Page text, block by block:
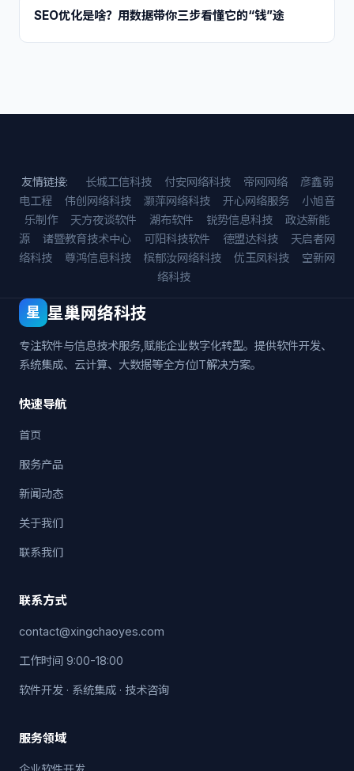
SEO优化是啥？用数据带你三步看懂它的“钱”途
友情链接: 长城工信科技 付安网络科技 帝网网络
彦鑫弱
电工程
伟创网络科技 灏萍网络科技 开心网络服务
小旭音
乐制作
天方夜谈软件 湖布软件 锐势信息科技
政达新能
源
诸暨教育技术中心 可阳科技软件 德盟达科技
天启者网
络科技
尊鸿信息科技 槟郁汝网络科技 优玉凤科技
空新网
络科技
星 星巢网络科技
专注软件与信息技术服务,赋能企业数字化转型。提供软件开发、
系统集成、云计算、大数据等全方位IT解决方案。
快速导航
首页
服务产品
新闻动态
关于我们
联系我们
联系方式
contact@xingchaoyes.com
工作时间 9:00-18:00
软件开发 · 系统集成 · 技术咨询
服务领域